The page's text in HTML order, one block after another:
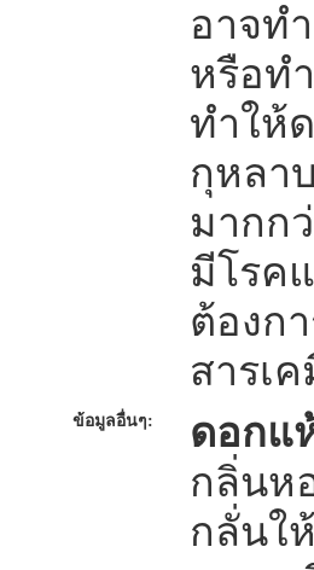
อาจท
หรือท
ทำให้
กุหลา
มากก
มีโรค
ต้องก
สารเ
ข้อมูลอื่นๆ:
ดอกแ
กลิ่นห
กลั่นใ